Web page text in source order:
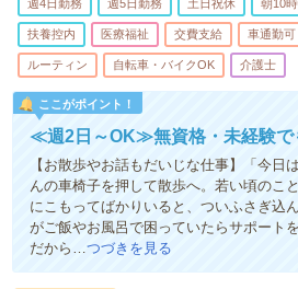
週4日勤務 週5日勤務 土日祝休 朝10
扶養控内 医療福祉 交費支給 車通勤可
ルーティン 自転車・バイクOK 介護士
ここがポイント！
≪週2日～OK≫無資格・未経験で
【お散歩やお話もだいじな仕事】「今
んの車椅子を押して散歩へ。若い頃のこ
にこもってばかりいると、ついふさぎ込
がご飯やお風呂で困っていたらサポート
だから…つづきを見る